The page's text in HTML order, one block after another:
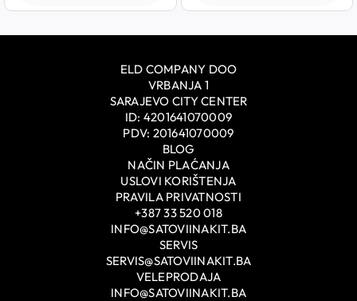
ELD COMPANY DOO
VRBANJA 1
SARAJEVO CITY CENTER
ID: 4201641070009
PDV: 201641070009
BLOG
NAČIN PLAĆANJA
USLOVI KORIŠTENJA
PRAVILA PRIVATNOSTI
+387 33 520 018
INFO@SATOVIINAKIT.BA
SERVIS
SERVIS@SATOVIINAKIT.BA
VELEPRODAJA
INFO@SATOVIINAKIT.BA